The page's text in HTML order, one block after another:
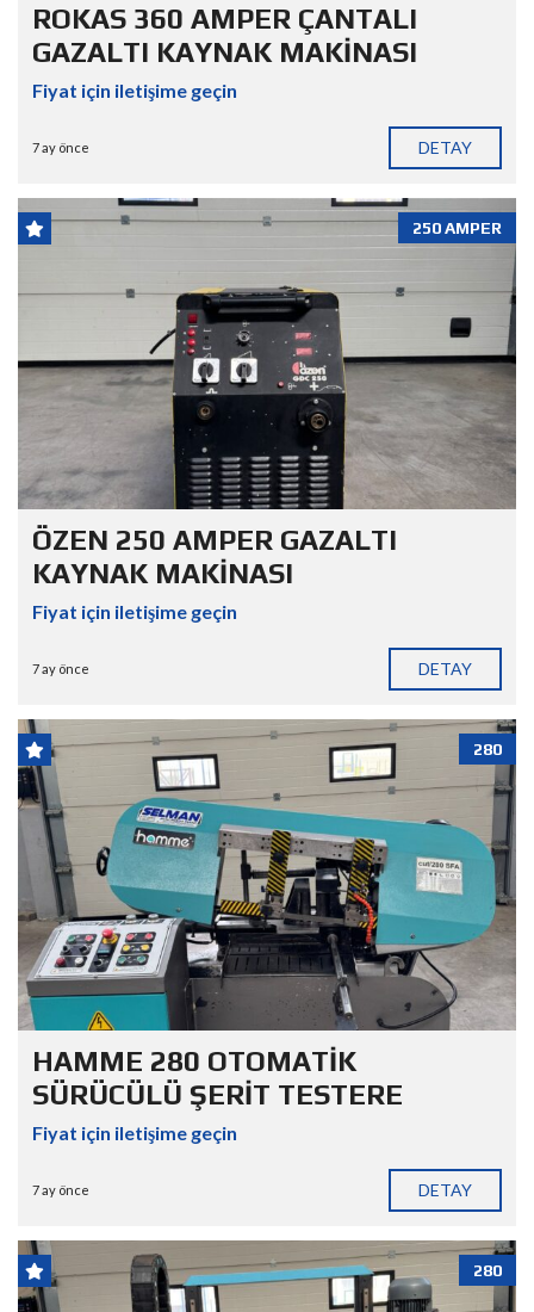
ROKAS 360 AMPER ÇANTALI
GAZALTI KAYNAK MAKİNASI
Fiyat için iletişime geçin
7 ay önce DETAY
250 AMPER
ÖZEN 250 AMPER GAZALTI
KAYNAK MAKİNASI
Fiyat için iletişime geçin
7 ay önce DETAY
280
HAMME 280 OTOMATİK
SÜRÜCÜLÜ ŞERİT TESTERE
Fiyat için iletişime geçin
7 ay önce DETAY
280